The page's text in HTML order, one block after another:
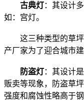
古典灯：其设计
如：宫灯。
这三种类型的草坪
产厂家为了迎合城市
防盗灯：其设计
贩卖等现象，防盗草
强度和腐蚀性略高于